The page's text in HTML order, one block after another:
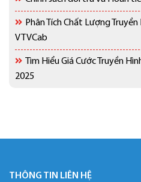
Phân Tích Chất Lượng
VTVCab
Tìm Hiểu Giá Cước Truyền
2025
THÔNG TIN LIÊN HỆ